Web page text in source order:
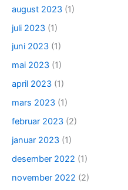
august 2023 (1)
juli 2023 (1)
juni 2023 (1)
mai 2023 (1)
april 2023 (1)
mars 2023 (1)
februar 2023 (2)
januar 2023 (1)
desember 2022 (1)
november 2022 (2)